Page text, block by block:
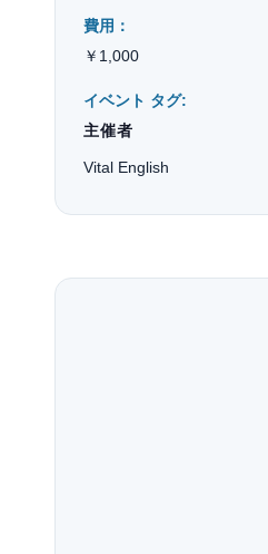
費用：
￥1,000
イベント タグ:
主催者
Vital English